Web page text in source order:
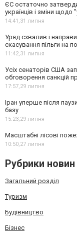
ЄС остаточно
українців і зміни щодо
14:41,31 липня
Уряд схвалив і
скасування пільги на
11:42,31 липня
Усіх сенаторів США
обговорення санкцій
17:57,29 липня
Іран уперше після
базу
15:23,29 липня
Масштабні лісові
10:50,27 липня
Рубрики новин
Загальний розділ
Туризм
Будівництво
Бізнес